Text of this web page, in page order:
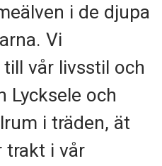
i de djupa
Vi
vår livsstil och
Lycksele och
i träden, ät
trakt i vår